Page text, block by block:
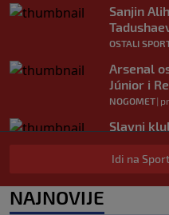
Sanjin
OSTALI
Arsenal
Júnior i
NOGOMET|
Slavni
u Italiji
navijači
Idi na Sport
NAJNOVIJE